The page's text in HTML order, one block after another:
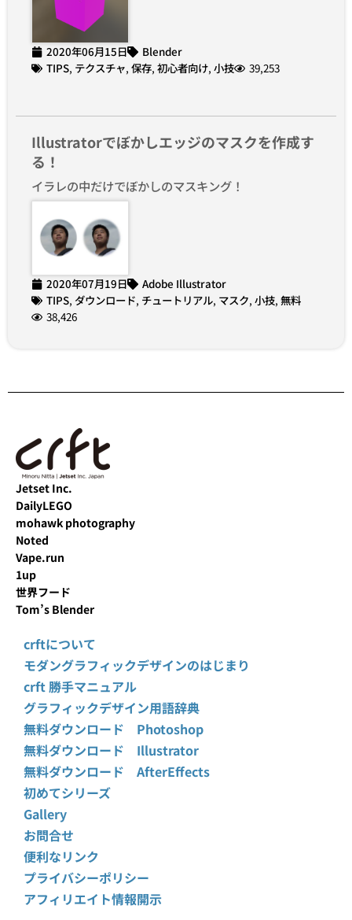
2020年06月15日
Blender
TIPS, テクスチャ, 保存, 初心者向け, 小技 39,253
Illustratorでぼかしエッジのマスクを作成す
る！
イラレの中だけでぼかしのマスキング！
2020年07月19日
Adobe Illustrator
TIPS, ダウンロード, チュートリアル, マスク, 小技, 無料
38,426
Jetset Inc.
DailyLEGO
mohawk photography
Noted
Vape.run
1up
世界フード
Tom’s Blender
crftについて
モダングラフィックデザインのはじまり
crft 勝手マニュアル
グラフィックデザイン用語辞典
無料ダウンロード Photoshop
無料ダウンロード Illustrator
無料ダウンロード AfterEffects
初めてシリーズ
Gallery
お問合せ
便利なリンク
プライバシーポリシー
アフィリエイト情報開示